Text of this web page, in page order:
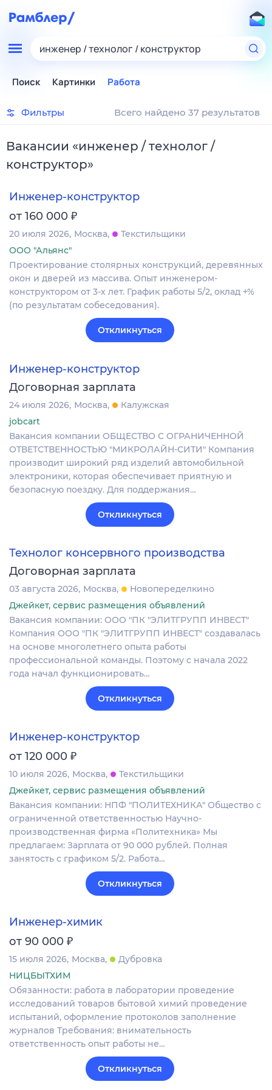
инженер / технолог / конструктор
Поиск Картинки Работа
Фильтры Всего найдено 37 результатов
Вакансии «инженер / технолог /
конструктор»
Инженер-конструктор
от 160 000 ₽
20 июля 2026 Москва
Текстильщики
ООО "Альянс"
Проектирование столярных конструкций, деревянных
окон и дверей из массива. Опыт инженером-
конструктором от 3-х лет. График работы 5/2, оклад +%
(по результатам собеседования).
Откликнуться
Инженер-конструктор
Договорная зарплата
24 июля 2026 Москва
Калужская
jobcart
Вакансия компании ОБЩЕСТВО С ОГРАНИЧЕННОЙ
ОТВЕТСТВЕННОСТЬЮ "МИКРОЛАЙН-СИТИ" Компания
производит широкий ряд изделий автомобильной
электроники, которая обеспечивает приятную и
безопасную поездку. Для поддержания…
Откликнуться
Технолог консервного производства
Договорная зарплата
03 августа 2026 Москва
Новопеределкино
Джейкет, сервис размещения объявлений
Вакансия компании: ООО "ПК "ЭЛИТГРУПП ИНВЕСТ"
Компания ООО "ПК "ЭЛИТГРУПП ИНВЕСТ" создавалась
на основе многолетнего опыта работы
профессиональной команды. Поэтому с начала 2022
года начал функционировать…
Откликнуться
Инженер-конструктор
от 120 000 ₽
10 июля 2026 Москва
Текстильщики
Джейкет, сервис размещения объявлений
Вакансия компании: НПФ "ПОЛИТЕХНИКА" Общество с
ограниченной ответственностью Научно-
производственная фирма «Политехника» Мы
предлагаем: Зарплата от 90 000 рублей. Полная
занятость с графиком 5/2. Работа…
Откликнуться
Инженер-химик
от 90 000 ₽
15 июля 2026 Москва
Дубровка
НИЦБЫТХИМ
Обязанности: работа в лаборатории проведение
исследований товаров бытовой химий проведение
испытаний, оформление протоколов заполнение
журналов Требования: внимательность
ответственность опыт работы не…
Откликнуться